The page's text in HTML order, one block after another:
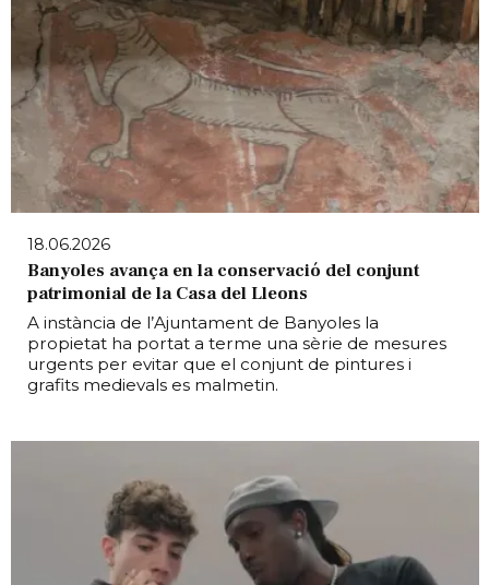
18.06.2026
Banyoles avança en la conservació del conjunt
patrimonial de la Casa del Lleons
A instància de l’Ajuntament de Banyoles la
propietat ha portat a terme una sèrie de mesures
urgents per evitar que el conjunt de pintures i
grafits medievals es malmetin.